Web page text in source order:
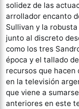
solidez de las
arrollador encanto
Sullivan y la
junto al discreto
como los tres
época y el tallado
recursos que
en la televisión
que viene a
anteriores en este